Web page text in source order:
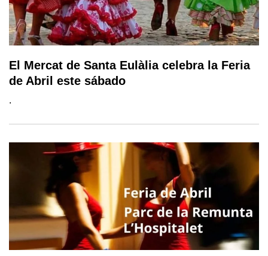
El Mercat de Santa Eulàlia celebra la Feria
de Abril este sábado
.